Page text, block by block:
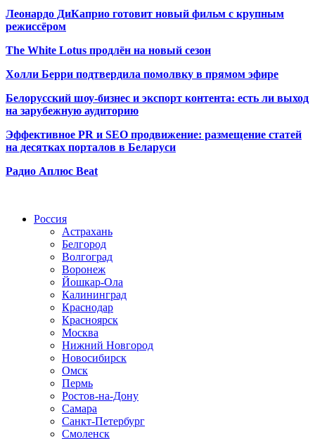
Леонардо ДиКаприо готовит новый фильм с крупным
режиссёром
The White Lotus продлён на новый сезон
Холли Берри подтвердила помолвку в прямом эфире
Белорусский шоу-бизнес и экспорт контента: есть ли выход
на зарубежную аудиторию
Эффективное PR и SEO продвижение: размещение статей
на десятках порталов в Беларуси
Радио Аплюс Beat
Россия
Астрахань
Белгород
Волгоград
Воронеж
Йошкар-Ола
Калининград
Краснодар
Красноярск
Москва
Нижний Новгород
Новосибирск
Омск
Пермь
Ростов-на-Дону
Самара
Санкт-Петербург
Смоленск